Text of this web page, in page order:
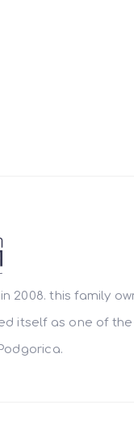
2008. this family
itself as one of